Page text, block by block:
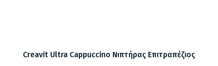
Creavit Ultra Cappuccino Νιπτήρας Επιτραπέζιος